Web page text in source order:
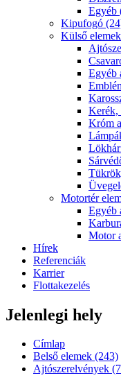
Egyéb
Kipufogó
Külső
Egyéb
Kerék,
Króm
Motortér
Egyéb
Motor
Hírek
Referenciák
Karrier
Flottakezelés
Jelenlegi hely
Címlap
Belső elemek (243)
Ajtószerelvények